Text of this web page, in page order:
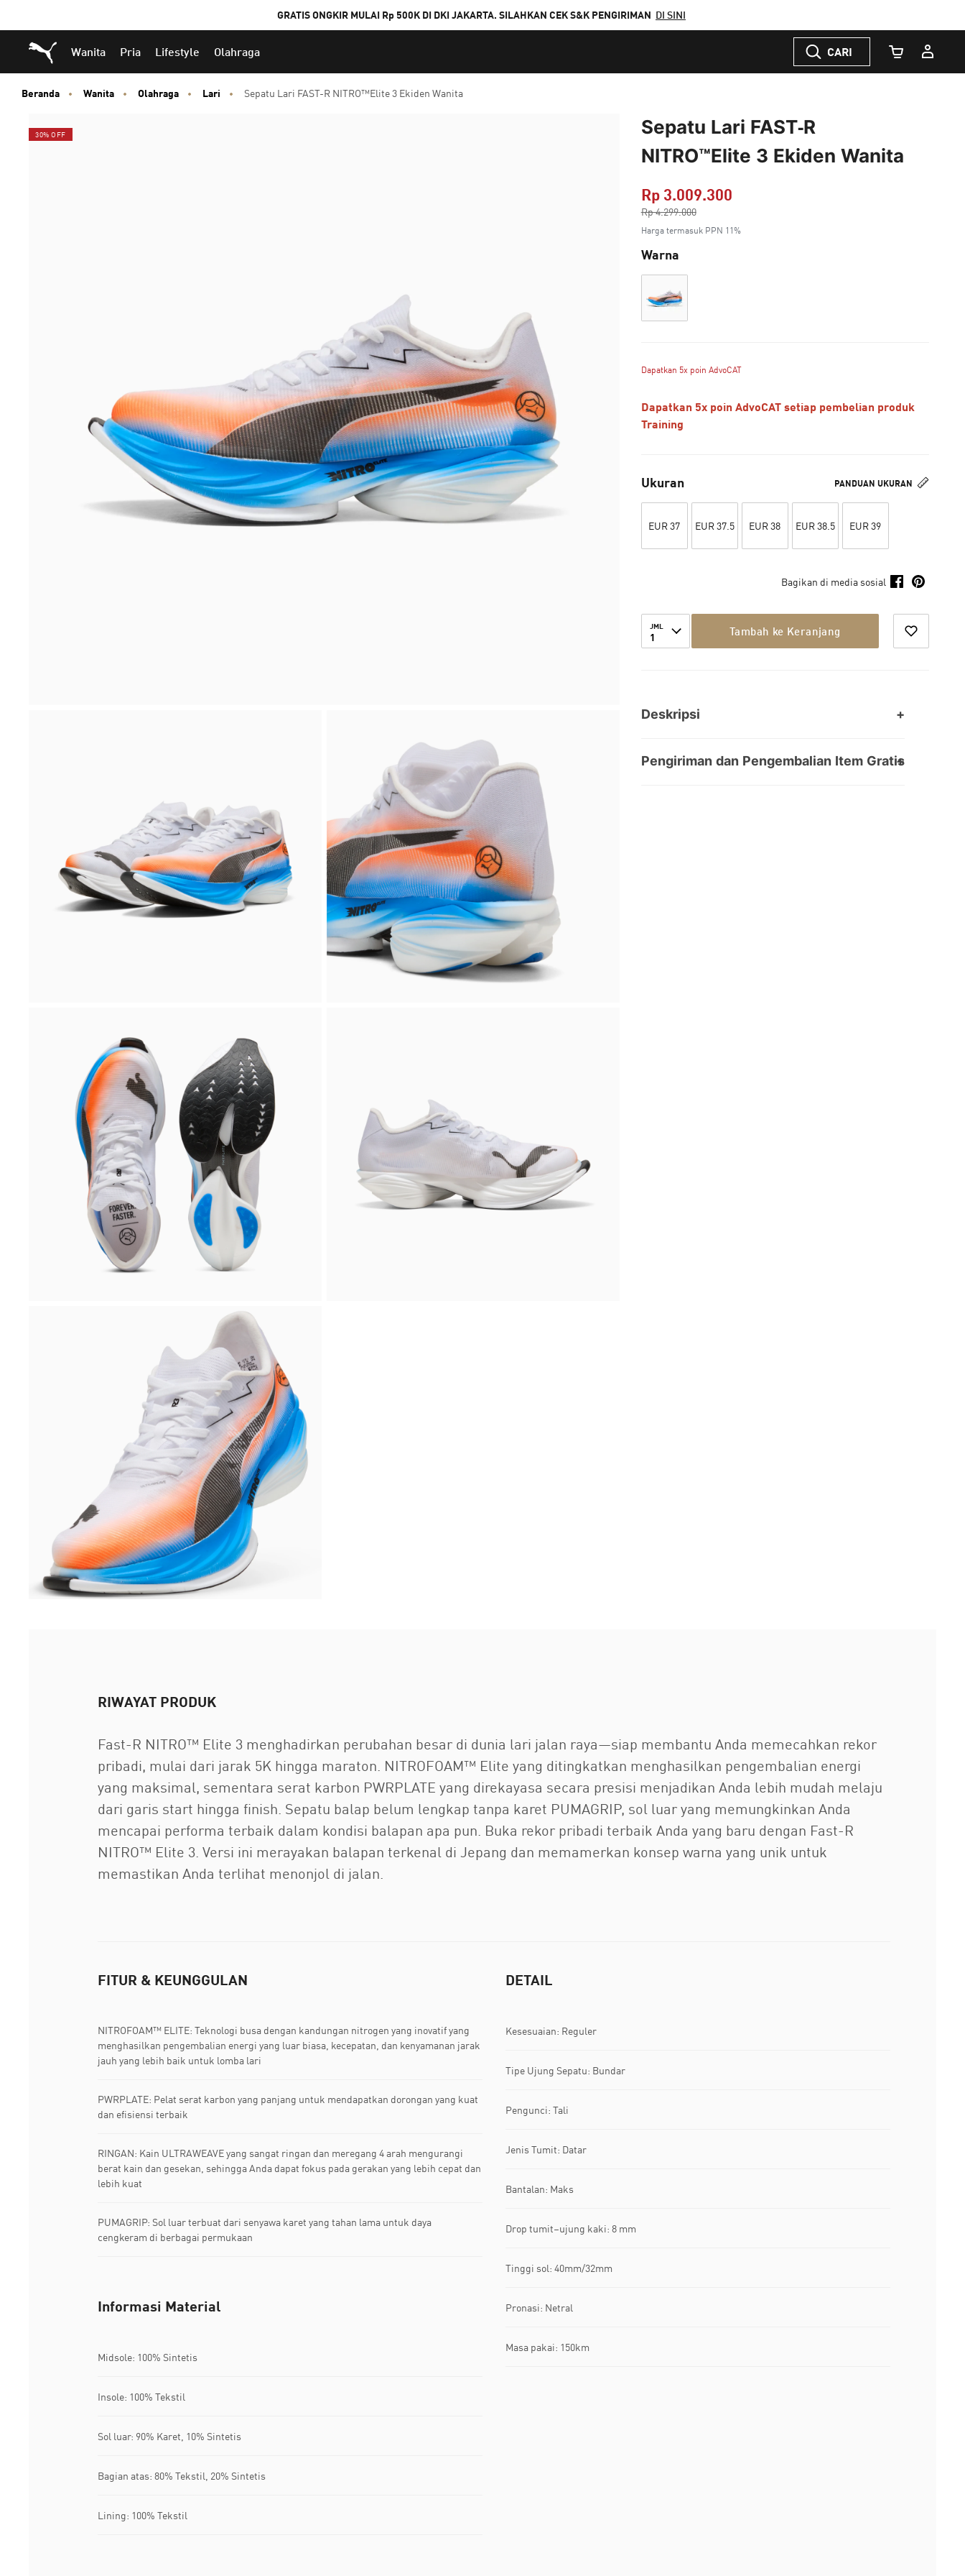
GRATIS ONGKIR MULAI Rp 500K DI DKI JAKARTA. SILAHKAN CEK S&K PENGIRIMAN DI SINI
Puma Beranda
Wanita Pria Lifestyle Olahraga CARI
Jumlah
Beranda Wanita Olahraga Lari Sepatu Lari FAST-R NITRO™Elite 3 Ekiden Wanita
30% OFF
Sepatu Lari FAST-R
NITRO™Elite 3 Ekiden Wanita
Rp 3.009.300Harga dikurang dari
Rp 4.299.000
ke
Harga termasuk PPN 11%
Warna
Dapatkan 5x poin AdvoCAT
Dapatkan 5x poin AdvoCAT setiap pembelian produk
Training
PANDUAN UKURAN
Ukuran
EUR 37 EUR 37.5 EUR 38 EUR 38.5 EUR 39
Bagikan di media sosial
JML
1 Tambah ke Keranjang
Deskripsi
Pengiriman dan Pengembalian Item Gratis
RIWAYAT PRODUK
Fast-R NITRO™ Elite 3 menghadirkan perubahan besar di dunia lari jalan raya—siap membantu Anda memecahkan rekor
pribadi, mulai dari jarak 5K hingga maraton. NITROFOAM™ Elite yang ditingkatkan menghasilkan pengembalian energi
yang maksimal, sementara serat karbon PWRPLATE yang direkayasa secara presisi menjadikan Anda lebih mudah melaju
dari garis start hingga finish. Sepatu balap belum lengkap tanpa karet PUMAGRIP, sol luar yang memungkinkan Anda
mencapai performa terbaik dalam kondisi balapan apa pun. Buka rekor pribadi terbaik Anda yang baru dengan Fast-R
NITRO™ Elite 3. Versi ini merayakan balapan terkenal di Jepang dan memamerkan konsep warna yang unik untuk
memastikan Anda terlihat menonjol di jalan.
FITUR & KEUNGGULAN
NITROFOAM™ ELITE: Teknologi busa dengan kandungan nitrogen yang inovatif yang
menghasilkan pengembalian energi yang luar biasa, kecepatan, dan kenyamanan jarak
jauh yang lebih baik untuk lomba lari
PWRPLATE: Pelat serat karbon yang panjang untuk mendapatkan dorongan yang kuat
dan efisiensi terbaik
RINGAN: Kain ULTRAWEAVE yang sangat ringan dan meregang 4 arah mengurangi
berat kain dan gesekan, sehingga Anda dapat fokus pada gerakan yang lebih cepat dan
lebih kuat
PUMAGRIP: Sol luar terbuat dari senyawa karet yang tahan lama untuk daya
cengkeram di berbagai permukaan
DETAIL
Kesesuaian: Reguler
Tipe Ujung Sepatu: Bundar
Pengunci: Tali
Jenis Tumit: Datar
Bantalan: Maks
Drop tumit–ujung kaki: 8 mm
Tinggi sol: 40mm/32mm
Pronasi: Netral
Masa pakai: 150km
Informasi Material
Midsole: 100% Sintetis
Insole: 100% Tekstil
Sol luar: 90% Karet, 10% Sintetis
Bagian atas: 80% Tekstil, 20% Sintetis
Lining: 100% Tekstil